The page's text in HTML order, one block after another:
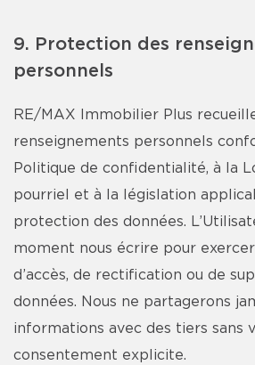
9. Protection des
personnels
RE/MAX Immobilier Plus
renseignements personnels
Politique de confidentialité, à la
pourriel et à la législation
protection des données.
moment nous écrire pour
d’accès, de rectification ou de
données. Nous ne partagerons
informations avec des tiers sans
consentement explicite.